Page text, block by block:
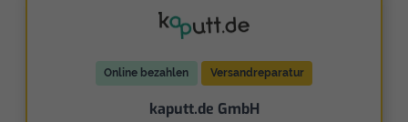
Online bezahlen Versandreparatur
kaputt.de GmbH